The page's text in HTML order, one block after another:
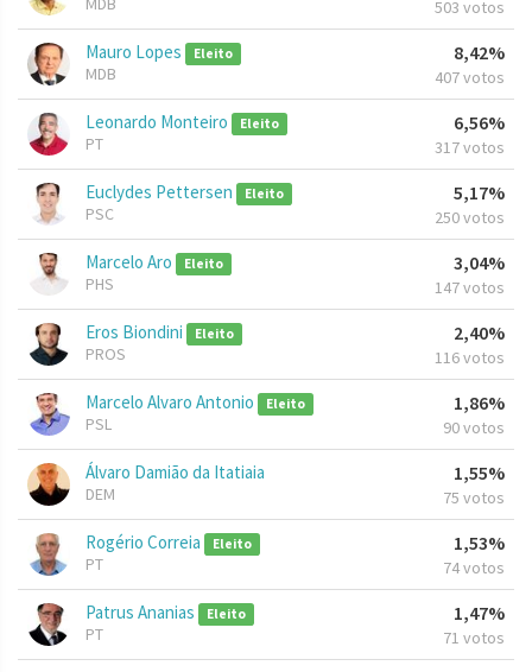
503 votos
Mauro Lopes Eleito
MDB
8,42%
407 votos
Leonardo Monteiro Eleito
PT
6,56%
317 votos
Euclydes Pettersen Eleito
PSC
5,17%
250 votos
Marcelo Aro Eleito
PHS
3,04%
147 votos
Eros Biondini Eleito
PROS
2,40%
116 votos
Marcelo Alvaro Antonio Eleito
PSL
1,86%
90 votos
Álvaro Damião da Itatiaia
DEM
1,55%
75 votos
Rogério Correia Eleito
PT
1,53%
74 votos
Patrus Ananias Eleito
PT
1,47%
71 votos